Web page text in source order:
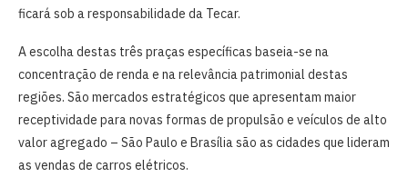
ficará sob a responsabilidade da Tecar.
A escolha destas três praças específicas baseia-se na
concentração de renda e na relevância patrimonial destas
regiões. São mercados estratégicos que apresentam maior
receptividade para novas formas de propulsão e veículos de alto
valor agregado – São Paulo e Brasília são as cidades que lideram
as vendas de carros elétricos.